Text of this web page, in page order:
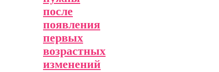
после
появления
первых
возрастных
изменений